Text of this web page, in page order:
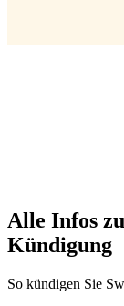
Alle Infos
Kündigung
So kündigen Sie